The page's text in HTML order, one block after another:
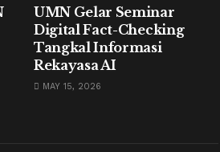
UMN Gelar Seminar
Digital Fact-Checking
Tangkal Informasi
Rekayasa AI
MAY 15, 2026